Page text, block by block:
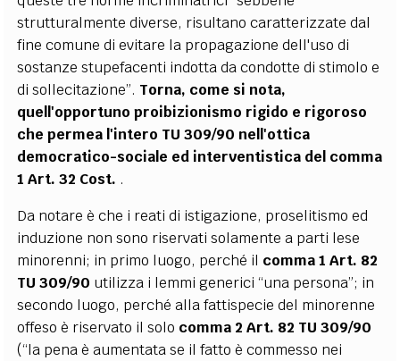
strutturalmente diverse, risultano caratterizzate dal
fine comune di evitare la propagazione dell'uso di
sostanze stupefacenti indotta da condotte di stimolo e
di sollecitazione”. Torna, come si nota,
quell'opportuno proibizionismo rigido e rigoroso
che permea l'intero TU 309/90 nell'ottica
democratico-sociale ed interventistica del comma
1 Art. 32 Cost. .
Da notare è che i reati di istigazione, proselitismo ed
induzione non sono riservati solamente a parti lese
minorenni; in primo luogo, perché il comma 1 Art. 82
TU 309/90 utilizza i lemmi generici “una persona”; in
secondo luogo, perché alla fattispecie del minorenne
offeso è riservato il solo comma 2 Art. 82 TU 309/90
(“la pena è aumentata se il fatto è commesso nei